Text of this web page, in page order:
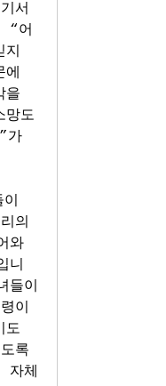
서
“어
을
도
가
의
와
니
이
이
도
록
체